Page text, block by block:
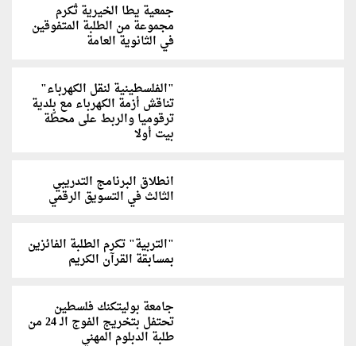
جمعية يطا الخيرية تُكرم
مجموعة من الطلبة المتفوقين
في الثانوية العامة
"الفلسطينية لنقل الكهرباء"
تناقش أزمة الكهرباء مع بلدية
ترقوميا والربط على محطّة
بيت أولا
انطلاق البرنامج التدريبي
الثالث في التسويق الرقمي
"التربية" تكرم الطلبة الفائزين
بمسابقة القرآن الكريم
جامعة بوليتكنك فلسطين
تحتفل بتخريج الفوج الـ 24 من
طلبة الدبلوم المهني